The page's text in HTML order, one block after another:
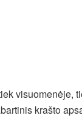
visuomenėje,
krašto